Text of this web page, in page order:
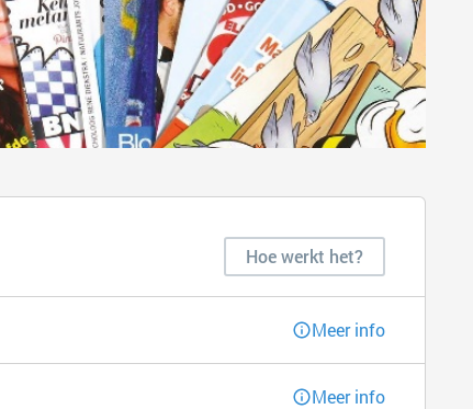
Hoe werkt het?
Meer info
Meer info